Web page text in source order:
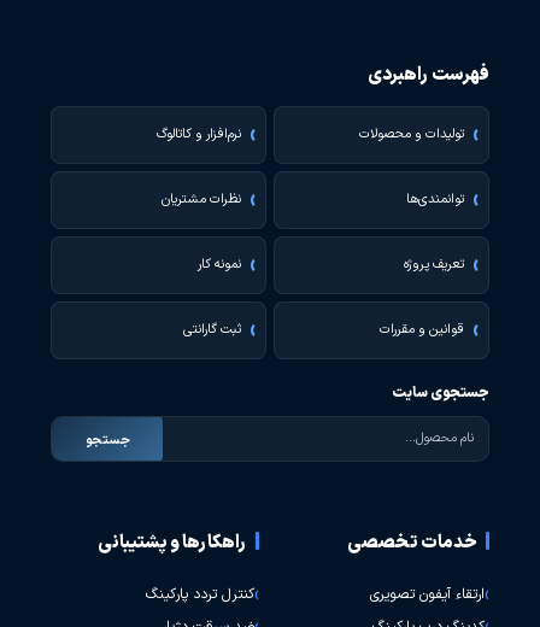
فهرست راهبردی
تولیدات و محصولات نرم‌افزار و کاتالوگ
توانمندی‌ها نظرات مشتریان
تعریف پروژه نمونه کار
قوانین و مقررات ثبت گارانتی
جستجوی سایت
جستجو
خدمات تخصصی
ارتقاء آیفون تصویری
راهکارها و پشتیبانی
کنترل تردد پارکینگ